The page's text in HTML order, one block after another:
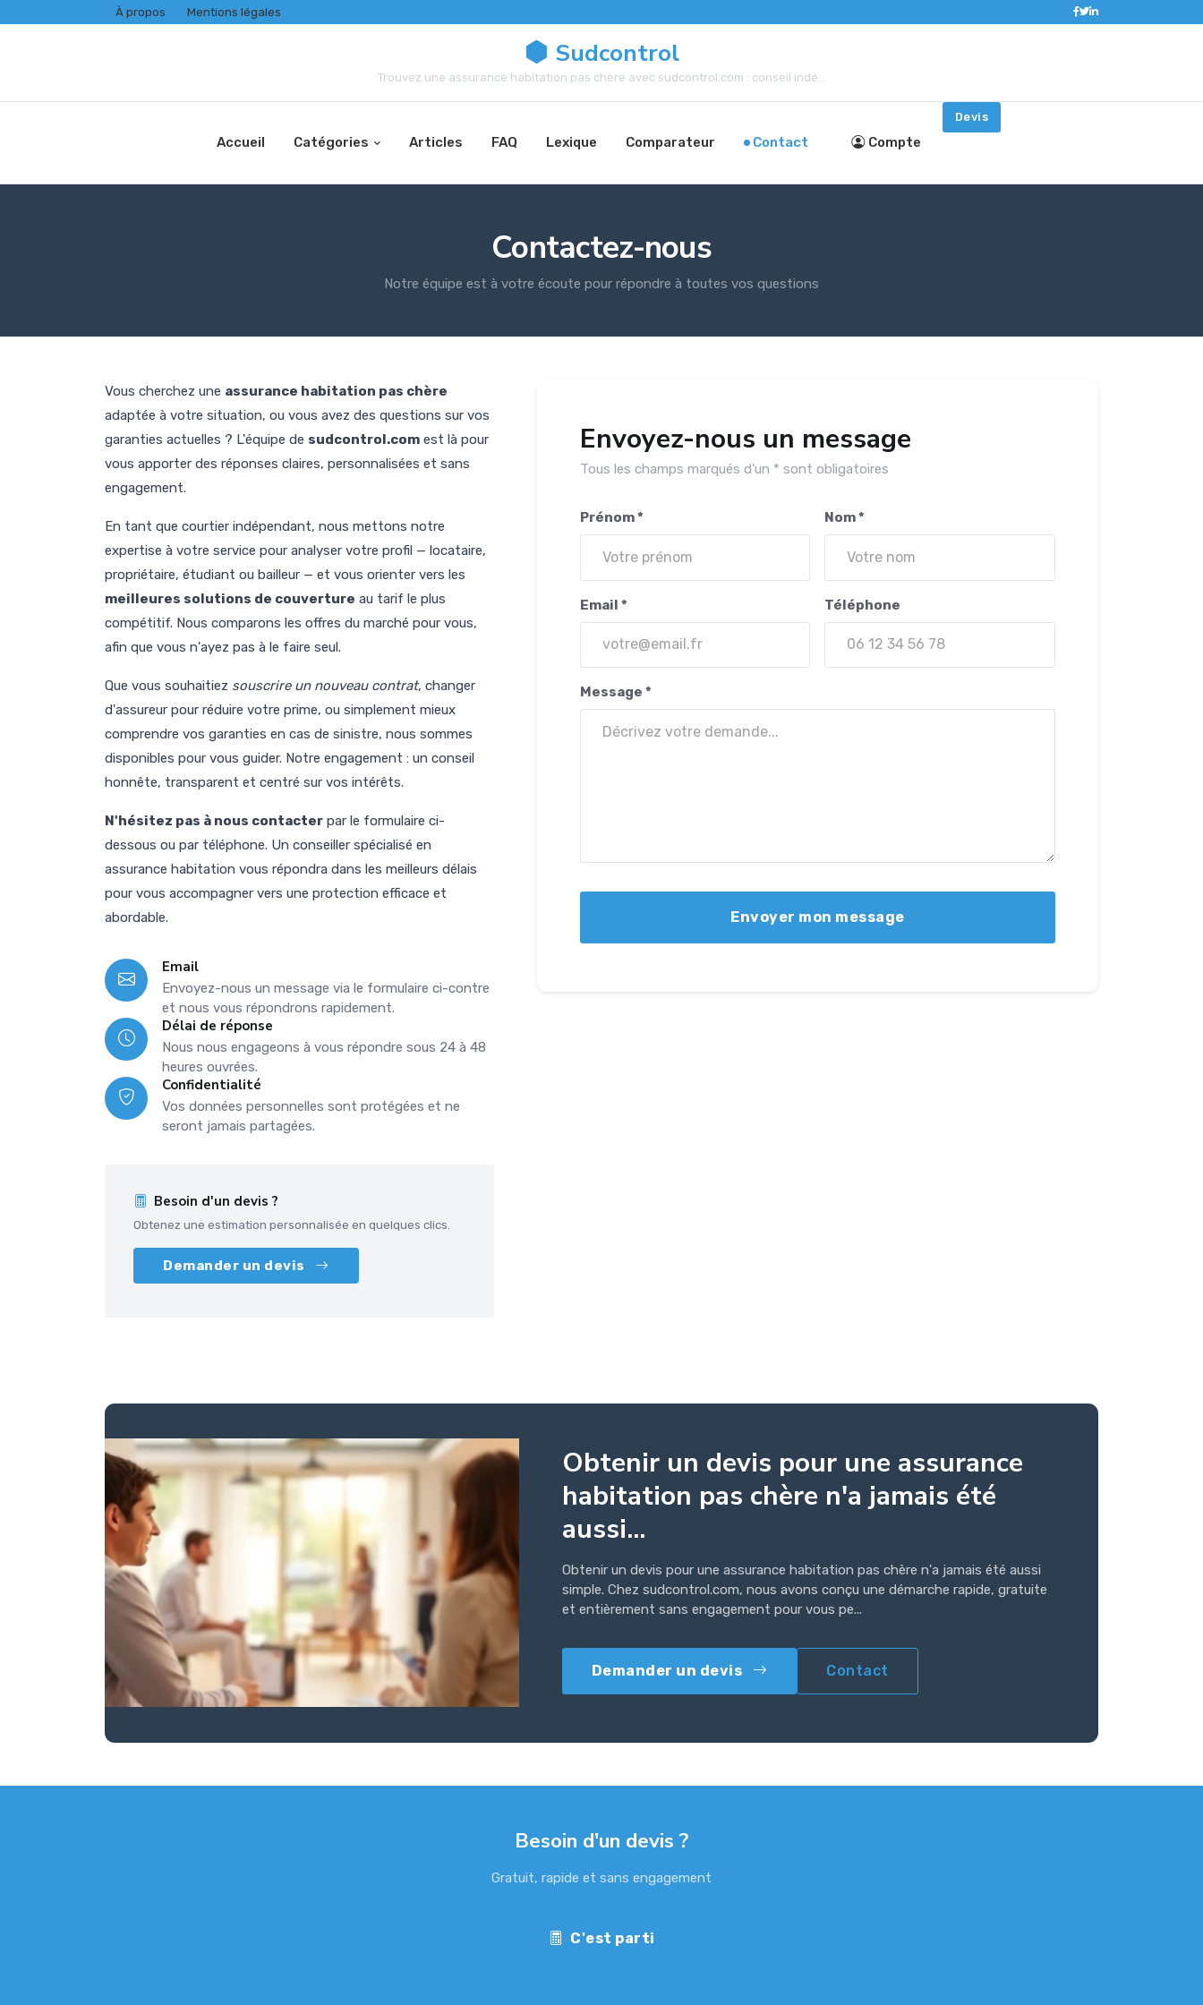
À propos Mentions légales
Sudcontrol
Trouvez une assurance habitation pas chère avec sudcontrol.com : conseil indé...
Accueil Catégories Articles FAQ Lexique Comparateur Contact Compte
Devis
Contactez-nous
Notre équipe est à votre écoute pour répondre à toutes vos questions
Vous cherchez une assurance habitation pas chère
adaptée à votre situation, ou vous avez des questions sur vos
garanties actuelles ? L'équipe de sudcontrol.com est là pour
vous apporter des réponses claires, personnalisées et sans
engagement.
En tant que courtier indépendant, nous mettons notre
expertise à votre service pour analyser votre profil — locataire,
propriétaire, étudiant ou bailleur — et vous orienter vers les
meilleures solutions de couverture au tarif le plus
compétitif. Nous comparons les offres du marché pour vous,
afin que vous n'ayez pas à le faire seul.
Que vous souhaitiez souscrire un nouveau contrat, changer
d'assureur pour réduire votre prime, ou simplement mieux
comprendre vos garanties en cas de sinistre, nous sommes
disponibles pour vous guider. Notre engagement : un conseil
honnête, transparent et centré sur vos intérêts.
N'hésitez pas à nous contacter par le formulaire ci-
dessous ou par téléphone. Un conseiller spécialisé en
assurance habitation vous répondra dans les meilleurs délais
pour vous accompagner vers une protection efficace et
abordable.
Email
Envoyez-nous un message via le formulaire ci-contre
et nous vous répondrons rapidement.
Délai de réponse
Nous nous engageons à vous répondre sous 24 à 48
heures ouvrées.
Confidentialité
Vos données personnelles sont protégées et ne
seront jamais partagées.
Besoin d'un devis ?
Obtenez une estimation personnalisée en quelques clics.
Demander un devis
Envoyez-nous un message
Tous les champs marqués d'un * sont obligatoires
Prénom * Nom *
Email * Téléphone
Message *
Obtenir un devis pour une assurance
habitation pas chère n'a jamais été
aussi...
Obtenir un devis pour une assurance habitation pas chère n'a jamais été aussi
simple. Chez sudcontrol.com, nous avons conçu une démarche rapide, gratuite
et entièrement sans engagement pour vous pe...
Demander un devis Contact
Besoin d'un devis ?
Gratuit, rapide et sans engagement
C'est parti